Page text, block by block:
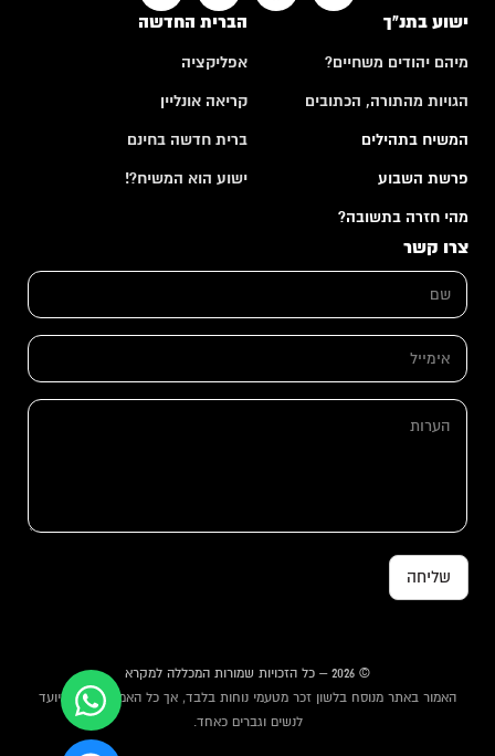
ישוע בתנ"ך
מיהם יהודים משחיים?
הגויות מהתורה, הכתובים
המשיח בתהילים
פרשת השבוע
מהי חזרה בתשובה?
הברית החדשה
אפליקציה
קריאה אונליין
ברית חדשה בחינם
ישוע הוא המשיח?!
צרו קשר
ש
*
ש
*
א
מ
י
ה
שליחה
© 2026 – כל הזכויות שמורות המכללה למקרא
האמור באתר מנוסח בלשון זכר מטעמי נוחות בלבד, אך כל האמור באתר מיועד
לנשים וגברים כאחד.